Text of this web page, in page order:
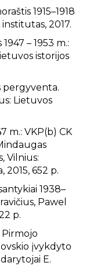
1915–1918
institutas, 2017.
– 1953 m.:
istorijos
pergyventa.
Lietuvos
m.: VKP(b) CK
, Vilnius:
652 p.
1938–
Pawel
p.
Pirmojo
įvykdyto
E.